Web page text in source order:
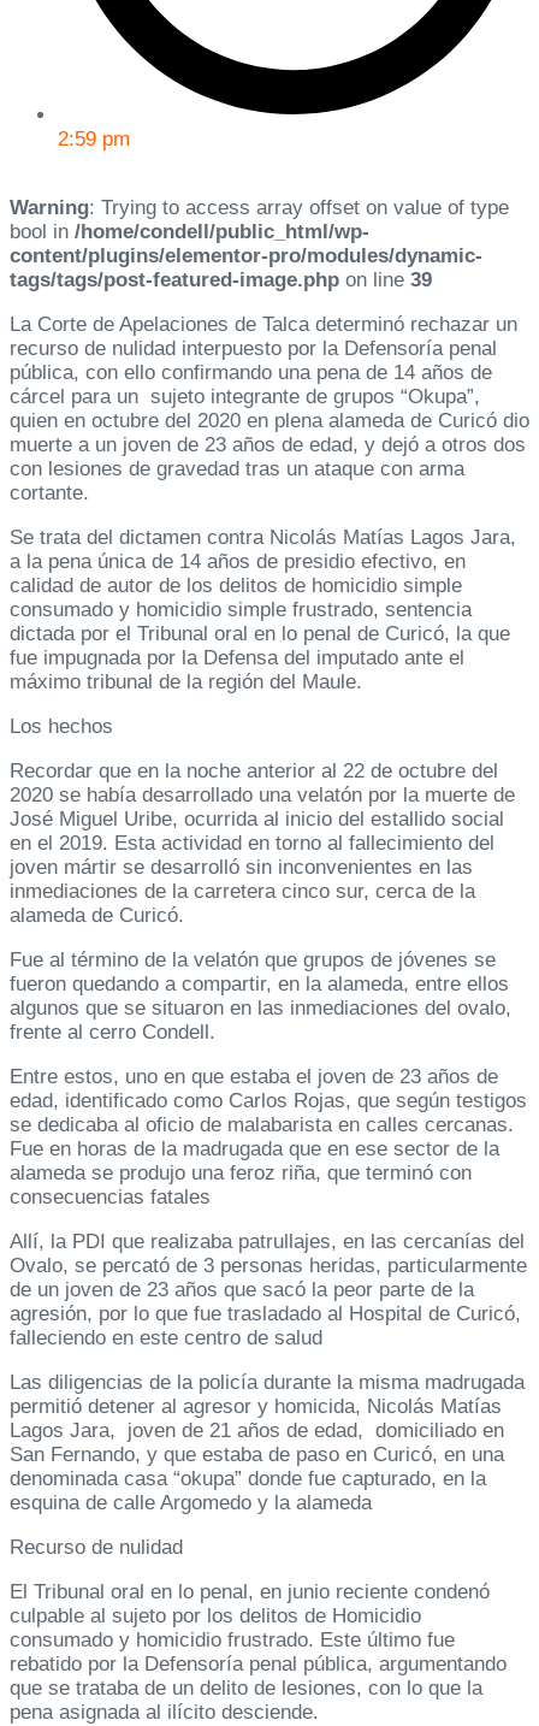
2:59 pm
Warning: Trying to access array offset on value of type
bool in /home/condell/public_html/wp-
content/plugins/elementor-pro/modules/dynamic-
tags/tags/post-featured-image.php on line 39
La Corte de Apelaciones de Talca determinó rechazar un
recurso de nulidad interpuesto por la Defensoría penal
pública, con ello confirmando una pena de 14 años de
cárcel para un sujeto integrante de grupos “Okupa”,
quien en octubre del 2020 en plena alameda de Curicó dio
muerte a un joven de 23 años de edad, y dejó a otros dos
con lesiones de gravedad tras un ataque con arma
cortante.
Se trata del dictamen contra Nicolás Matías Lagos Jara,
a la pena única de 14 años de presidio efectivo, en
calidad de autor de los delitos de homicidio simple
consumado y homicidio simple frustrado, sentencia
dictada por el Tribunal oral en lo penal de Curicó, la que
fue impugnada por la Defensa del imputado ante el
máximo tribunal de la región del Maule.
Los hechos
Recordar que en la noche anterior al 22 de octubre del
2020 se había desarrollado una velatón por la muerte de
José Miguel Uribe, ocurrida al inicio del estallido social
en el 2019. Esta actividad en torno al fallecimiento del
joven mártir se desarrolló sin inconvenientes en las
inmediaciones de la carretera cinco sur, cerca de la
alameda de Curicó.
Fue al término de la velatón que grupos de jóvenes se
fueron quedando a compartir, en la alameda, entre ellos
algunos que se situaron en las inmediaciones del ovalo,
frente al cerro Condell.
Entre estos, uno en que estaba el joven de 23 años de
edad, identificado como Carlos Rojas, que según testigos
se dedicaba al oficio de malabarista en calles cercanas.
Fue en horas de la madrugada que en ese sector de la
alameda se produjo una feroz riña, que terminó con
consecuencias fatales
Allí, la PDI que realizaba patrullajes, en las cercanías del
Ovalo, se percató de 3 personas heridas, particularmente
de un joven de 23 años que sacó la peor parte de la
agresión, por lo que fue trasladado al Hospital de Curicó,
falleciendo en este centro de salud
Las diligencias de la policía durante la misma madrugada
permitió detener al agresor y homicida, Nicolás Matías
Lagos Jara, joven de 21 años de edad, domiciliado en
San Fernando, y que estaba de paso en Curicó, en una
denominada casa “okupa” donde fue capturado, en la
esquina de calle Argomedo y la alameda
Recurso de nulidad
El Tribunal oral en lo penal, en junio reciente condenó
culpable al sujeto por los delitos de Homicidio
consumado y homicidio frustrado. Este último fue
rebatido por la Defensoría penal pública, argumentando
que se trataba de un delito de lesiones, con lo que la
pena asignada al ilícito desciende.